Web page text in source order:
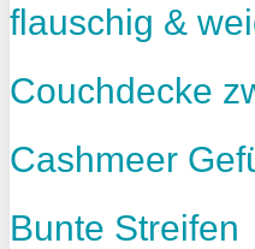
flauschig &
Couchdecke
Cashmeer
Bunte Streifen